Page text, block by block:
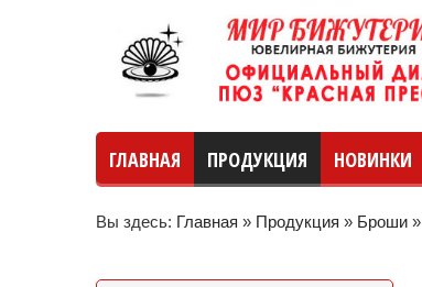
ГЛАВНАЯ ПРОДУКЦИЯ НОВИНКИ
Вы здесь: Главная » Продукция » Броши »